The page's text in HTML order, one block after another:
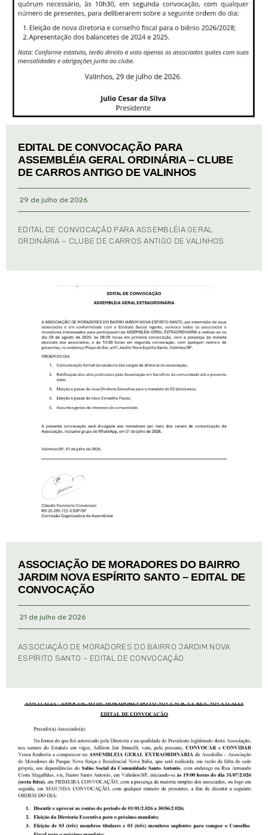
EDITAL DE CONVOCAÇÃO PARA
ASSEMBLÉIA GERAL ORDINÁRIA – CLUBE
DE CARROS ANTIGO DE VALINHOS
29 de julho de 2026
EDITAL DE CONVOCAÇÃO PARA ASSEMBLÉIA GERAL
ORDINÁRIA – CLUBE DE CARROS ANTIGO DE VALINHOS
ASSOCIAÇÃO DE MORADORES DO BAIRRO
JARDIM NOVA ESPÍRITO SANTO – EDITAL DE
CONVOCAÇÃO
21 de julho de 2026
ASSOCIAÇÃO DE MORADORES DO BAIRRO JARDIM NOVA
ESPÍRITO SANTO – EDITAL DE CONVOCAÇÃO